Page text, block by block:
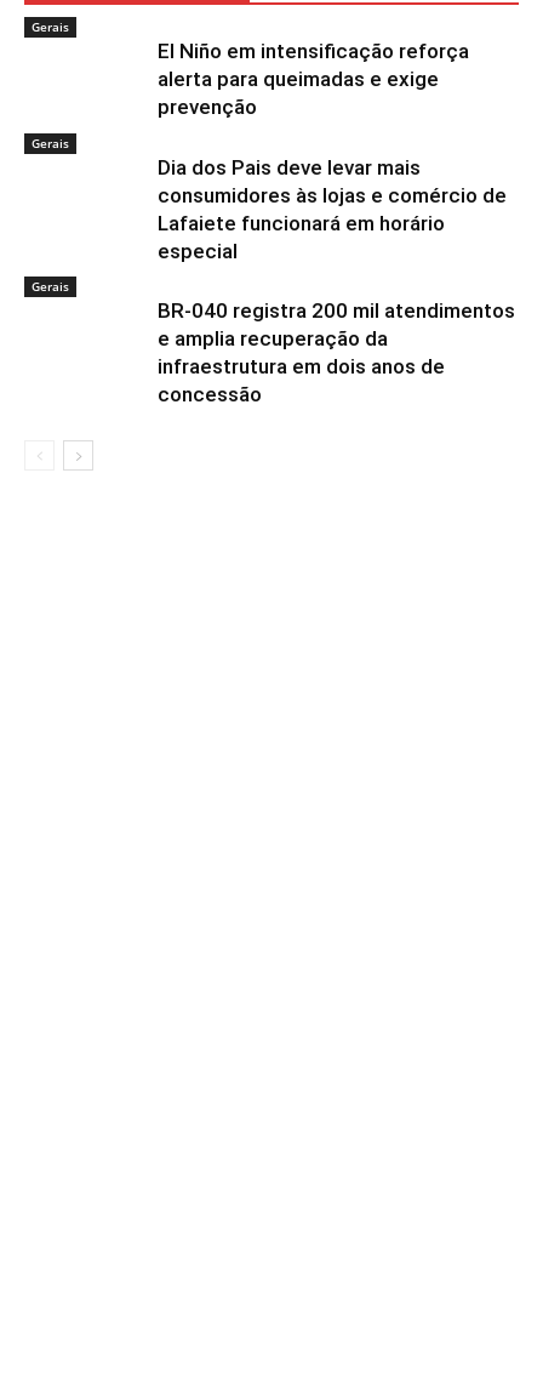
Gerais
El Niño em intensificação reforça
alerta para queimadas e exige
prevenção
Gerais
Dia dos Pais deve levar mais
consumidores às lojas e comércio de
Lafaiete funcionará em horário
especial
Gerais
BR-040 registra 200 mil atendimentos
e amplia recuperação da
infraestrutura em dois anos de
concessão